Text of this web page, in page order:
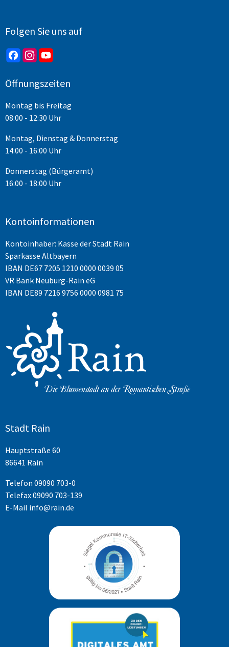
Folgen Sie uns auf
Öffnungszeiten
Montag bis Freitag
08:00 - 12:30 Uhr
Montag, Dienstag & Donnerstag
14:00 - 16:00 Uhr
Donnerstag (Bürgeramt)
16:00 - 18:00 Uhr
Kontoinformationen
Kontoinhaber: Kasse der Stadt Rain
Sparkasse Altbayern
IBAN DE67 7205 1210 0000 0039 05
VR Bank Neuburg-Rain eG
IBAN DE89 7216 9756 0000 0981 75
Stadt Rain
Hauptstraße 60
86641 Rain
Telefon 09090 703-0
Telefax 09090 703-139
E-Mail info@rain.de